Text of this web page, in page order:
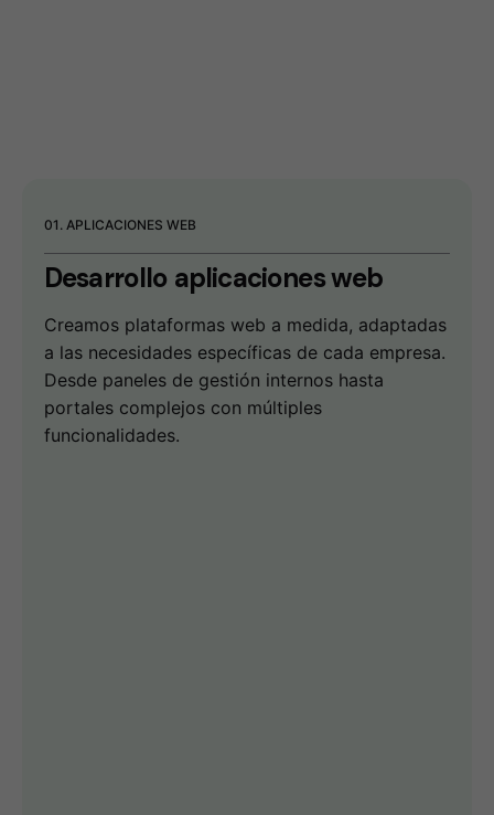
01. APLICACIONES WEB
Desarrollo aplicaciones web
Creamos plataformas web a medida, adaptadas
a las necesidades específicas de cada empresa.
Desde paneles de gestión internos hasta
portales complejos con múltiples
funcionalidades.